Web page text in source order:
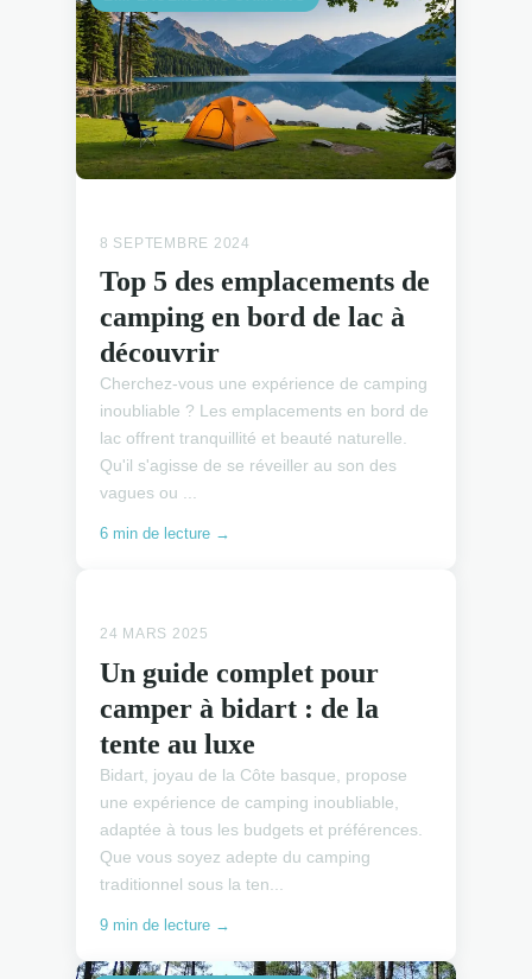
8 SEPTEMBRE 2024
Top 5 des emplacements de
camping en bord de lac à
découvrir
Cherchez-vous une expérience de camping
inoubliable ? Les emplacements en bord de
lac offrent tranquillité et beauté naturelle.
Qu'il s'agisse de se réveiller au son des
vagues ou ...
6 min de lecture →
24 MARS 2025
Un guide complet pour
camper à bidart : de la
tente au luxe
Bidart, joyau de la Côte basque, propose
une expérience de camping inoubliable,
adaptée à tous les budgets et préférences.
Que vous soyez adepte du camping
traditionnel sous la ten...
9 min de lecture →